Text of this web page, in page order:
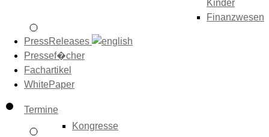
Kinder
Finanzwesen
PressReleases
Pressef�cher
Fachartikel
WhitePaper
Termine
Kongresse